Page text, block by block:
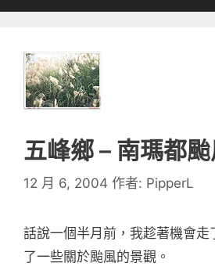
五峰鄉 – 南瑪都
12 月 6, 2004 作者: PipperL
話說一個半月前，我趁著機會走
了一些關於颱風的景觀。